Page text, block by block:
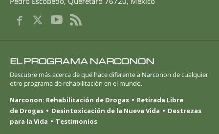
EL PROGRAMA NARCONON
Descubre más acerca de qué hace diferente a Narconon de cualquier
otro programa de rehabilitación en el mundo.
Narconon: Rehabilitación de Drogas
Retirada Libre
de Drogas
Desintoxicación de la Nueva Vida
Destrezas
para la Vida
Testimonios